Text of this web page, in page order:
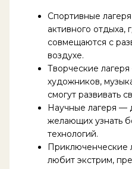
Спортивные
активного отдыха,
совмещаются с
воздухе.
Творческие
художников,
смогут развивать
Научные лагеря —
желающих узнать
технологий.
Приключенческие
любит экстрим,